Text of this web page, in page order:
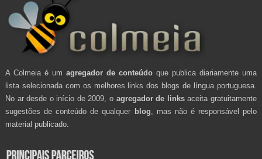
A Colmeia é um agregador de conteúdo que publica diariamente uma
lista selecionada com os melhores links dos blogs de língua portuguesa.
No ar desde o início de 2009, o agregador de linksaceita gratuitamente
sugestões de conteúdo de qualquer blog , mas não é responsável pelo
material publicado.